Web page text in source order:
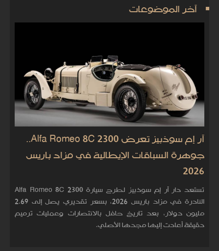
آخر الموضوعات
آر إم سوذبيز تعرض Alfa Romeo 8C 2300..
جوهرة السباقات الإيطالية في مزاد باريس
2026
تستعد دار آر إم سوذبيز لطرح سيارة Alfa Romeo 8C 2300
النادرة في مزاد باريس 2026، بسعر تقديري يصل إلى 2.69
مليون دولار، بعد تاريخ حافل بالانتصارات وعمليات ترميم
دقيقة أعادت إليها مجدها الأصلي.